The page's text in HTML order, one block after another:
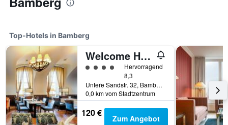
Top-Hotels in Bamberg
Welcome Hotel Residenzschloss Bamberg
Bewertungskategorie 4
Hervorragend
8,3
Untere Sandstr. 32, Bamberg, Bayern, Deutschland
0,0 km vom Stadtzentrum
120 € Zum Angebot